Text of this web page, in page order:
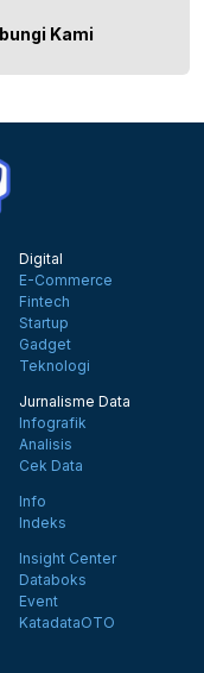
Kami
Digital
E-Commerce
Fintech
Startup
Gadget
Teknologi
Jurnalisme Data
Infografik
Analisis
Cek Data
Info
Indeks
Insight Center
Databoks
Event
KatadataOTO